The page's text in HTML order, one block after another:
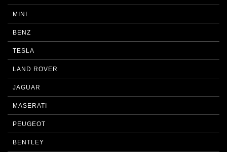
MINI
BENZ
TESLA
LAND ROVER
JAGUAR
MASERATI
PEUGEOT
BENTLEY